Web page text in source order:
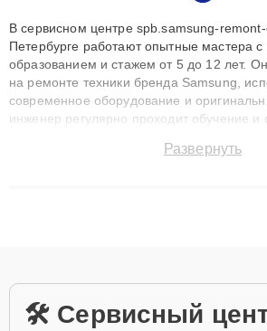
В сервисном центре spb.samsung-
Петербурге работают опытные мастера
образованием и стажем от 5 до 12 лет.
на ремонте техники бренда Samsung,
современное оборудование и
инженер регулярно проходит обучение и
восстанавливать технику с сохранением
Развернуть
🛠️ Сервисный